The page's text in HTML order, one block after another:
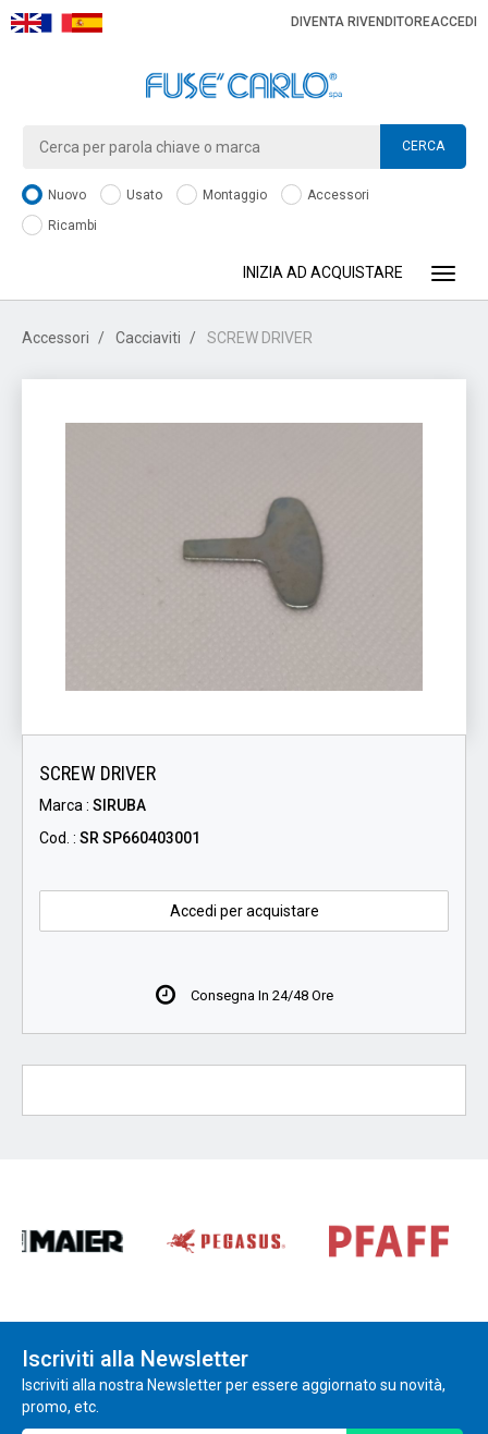
DIVENTA RIVENDITOREACCEDI
CERCA
Nuovo Usato Montaggio
Accessori
Ricambi
INIZIA AD ACQUISTARE
Accessori Cacciaviti SCREW DRIVER
SCREW DRIVER
Marca : SIRUBA
Cod. : SR SP660403001
Accedi per acquistare
Consegna In 24/48 Ore
Iscriviti alla Newsletter
Iscriviti alla nostra Newsletter per essere aggiornato su novità,
promo, etc.